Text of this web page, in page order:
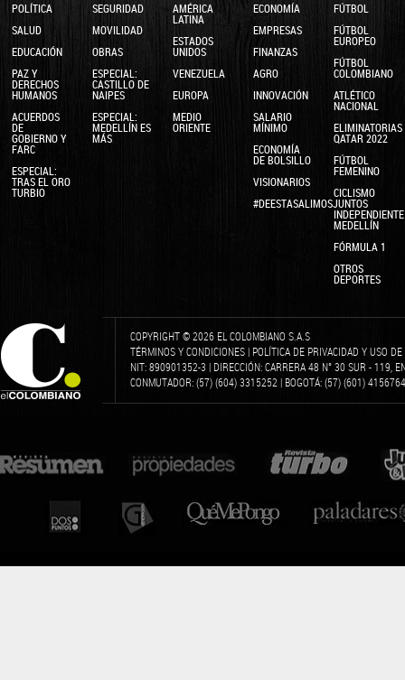
POLÍTICA
SALUD
EDUCACIÓN
PAZ Y
DERECHOS
HUMANOS
ACUERDOS
DE
GOBIERNO Y
FARC
ESPECIAL:
TRAS EL ORO
TURBIO
SEGURIDAD
MOVILIDAD
OBRAS
ESPECIAL:
CASTILLO DE
NAIPES
ESPECIAL:
MEDELLÍN ES
MÁS
AMÉRICA
LATINA
ESTADOS
UNIDOS
VENEZUELA
EUROPA
MEDIO
ORIENTE
ECONOMÍA
EMPRESAS
FINANZAS
AGRO
INNOVACIÓN
SALARIO
MÍNIMO
ECONOMÍA
DE BOLSILLO
VISIONARIOS
#DEESTASALIMOSJUNTOS
FÚTBOL
FÚTBOL
EUROPEO
FÚTBOL
COLOMBIANO
ATLÉTICO
NACIONAL
ELIMINATORIAS
QATAR 2022
FÚTBOL
FEMENINO
CICLISMO
INDEPENDIENTE
MEDELLÍN
FÓRMULA 1
OTROS
DEPORTES
COPYRIGHT © 2026 EL COLOMBIANO S.A.S
TÉRMINOS Y CONDICIONES | POLÍTICA DE PRIVACIDAD Y USO
NIT: 890901352-3 | DIRECCIÓN: CARRERA 48 N° 30 SUR - 119,
CONMUTADOR: (57) (604) 3315252 | BOGOTÁ: (57) (601)